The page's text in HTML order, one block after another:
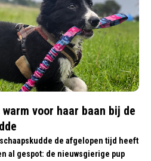
voor haar baan bij de
schaapskudde de afgelopen tijd heeft
al gespot: de nieuwsgierige pup